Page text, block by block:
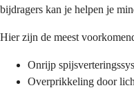
bijdragers kan je helpen je
Hier zijn de meest
Onrijp
Overprikkeling door